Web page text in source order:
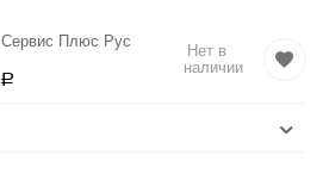
Сервис Плюс Рус
Р
Нет в
наличии